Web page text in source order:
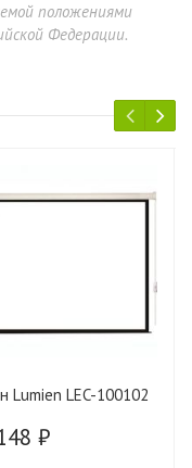
положениями
Федерации.
Lumien LEC-100102
₽